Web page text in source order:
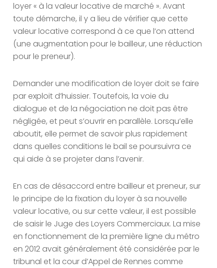
loyer « à la valeur locative de marché ». Avant
toute démarche, il y a lieu de vérifier que cette
valeur locative correspond à ce que l’on attend
(une augmentation pour le bailleur, une réduction
pour le preneur).
Demander une modification de loyer doit se faire
par exploit d’huissier. Toutefois, la voie du
dialogue et de la négociation ne doit pas être
négligée, et peut s’ouvrir en parallèle. Lorsqu’elle
aboutit, elle permet de savoir plus rapidement
dans quelles conditions le bail se poursuivra ce
qui aide à se projeter dans l’avenir.
En cas de désaccord entre bailleur et preneur, sur
le principe de la fixation du loyer à sa nouvelle
valeur locative, ou sur cette valeur, il est possible
de saisir le Juge des Loyers Commerciaux. La mise
en fonctionnement de la première ligne du métro
en 2012 avait généralement été considérée par le
tribunal et la cour d’Appel de Rennes comme